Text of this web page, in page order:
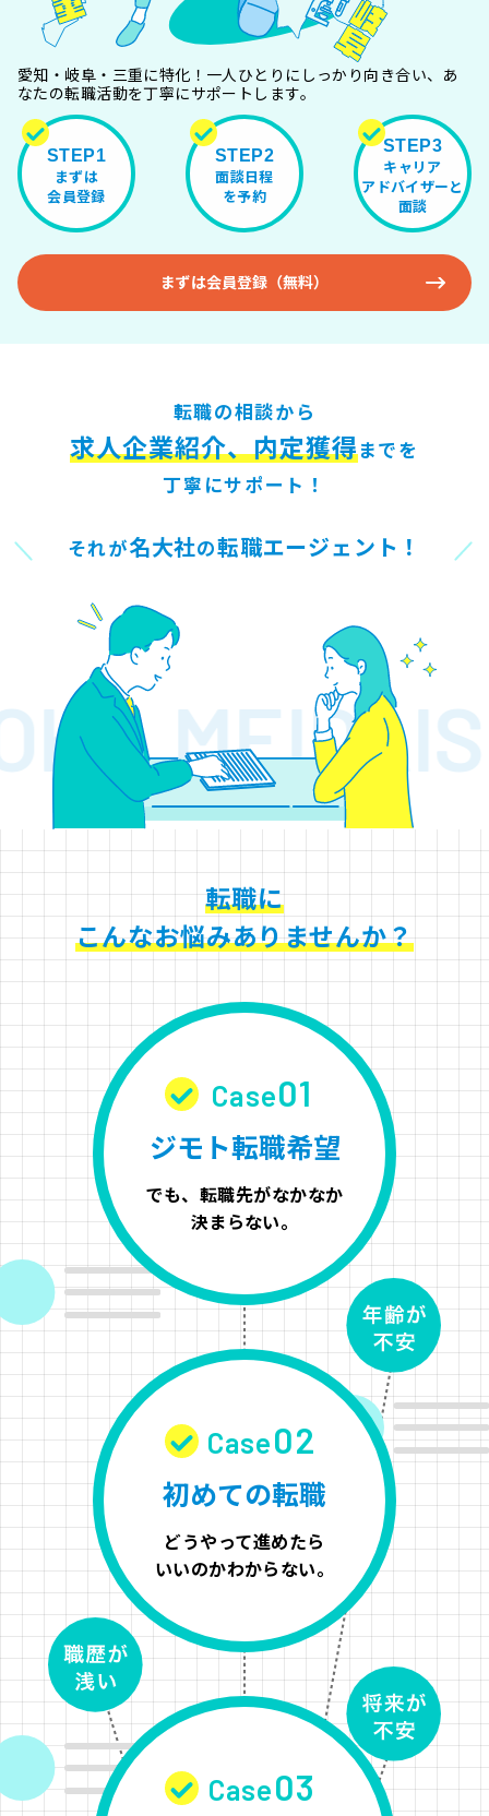
愛知・岐阜・三重に特化！一人ひとりにしっかり向き合い、
あ
なたの転職活動を丁寧にサポートします。
STEP1
まずは
会員登録
STEP2
面談日程
を予約
STEP3
キャリア
アドバイザーと
面談
まずは会員登録（無料）
転職の相談から
求人企業紹介、内定獲得までを
丁寧にサポート！
それが名大社の転職エージェント！
転職に
こんなお悩みありませんか？
Case01
ジモト転職希望
でも、転職先がなかなか
決まらない。
Case02
初めての転職
どうやって進めたら
いいのかわからない。
Case03